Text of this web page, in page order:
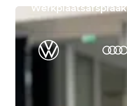
Werkplaatsafspraak